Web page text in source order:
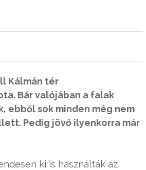
Kálmán tér
Bár valójában a falak
ebből sok minden még nem
Pedig jövő ilyenkorra már
ki is használták az